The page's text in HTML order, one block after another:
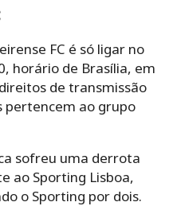
FC é só ligar no
horário de Brasília, em
de transmissão
pertencem ao grupo
sofreu uma derrota
ao Sporting Lisboa,
o Sporting por dois.